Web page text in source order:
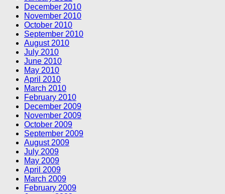
December 2010
November 2010
October 2010
September 2010
August 2010
July 2010
June 2010
May 2010
April 2010
March 2010
February 2010
December 2009
November 2009
October 2009
September 2009
August 2009
July 2009
May 2009
April 2009
March 2009
February 2009